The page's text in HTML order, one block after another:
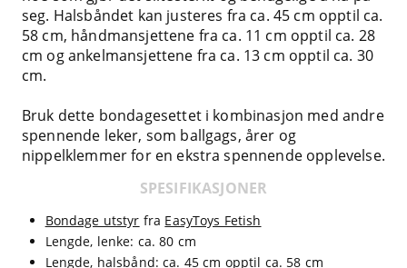
seg. Halsbåndet kan justeres fra ca. 45 cm opptil ca.
58 cm, håndmansjettene fra ca. 11 cm opptil ca. 28
cm og ankelmansjettene fra ca. 13 cm opptil ca. 30
cm.
Bruk dette bondagesettet i kombinasjon med andre
spennende leker, som ballgags, årer og
nippelklemmer for en ekstra spennende opplevelse.
SPESIFIKASJONER
Bondage utstyr fra EasyToys Fetish
Lengde, lenke: ca. 80 cm
Lengde, halsbånd: ca. 45 cm opptil ca. 58 cm